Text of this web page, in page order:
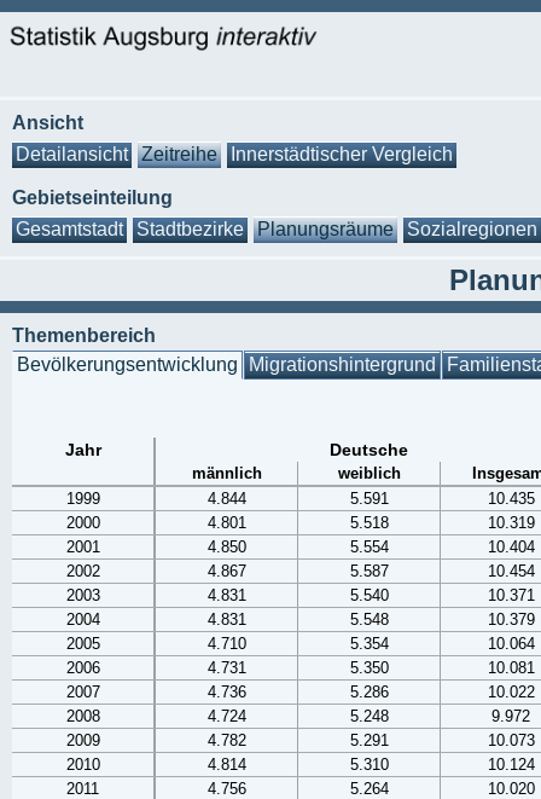
Ansicht
Detailansicht
Zeitreihe Innerstädtischer Vergleich
Gebietseinteilung
Gesamtstadt
Stadtbezirke Planungsräume Sozialregionen
Themenbereich
Bevölkerungsentwicklung Migrationshintergrund
Jahr Deutsche
männlich weiblich
1999
4.844 5.591
10.435
2000
4.801 5.518
10.319
2001
4.850 5.554
10.404
2002
4.867 5.587
10.454
2003
4.831 5.540
10.371
2004
4.831 5.548
10.379
2005
4.710 5.354
10.064
2006
4.731 5.350
10.081
2007
4.736 5.286
10.022
2008
4.724 5.248
9.972
2009
4.782 5.291
10.073
2010
4.814 5.310
10.124
2011
4.756 5.264
10.020